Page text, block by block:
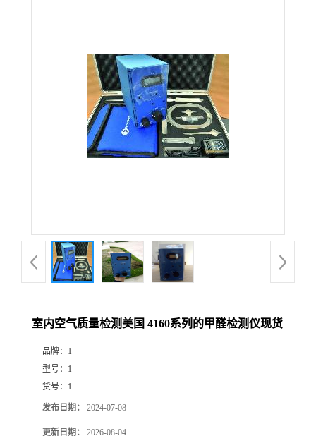
品
厅
室内空气质量检测美国 4160系列的甲醛检测仪现货
品牌： 1
型号： 1
货号： 1
发布日期： 2024-07-08
更新日期： 2026-08-04